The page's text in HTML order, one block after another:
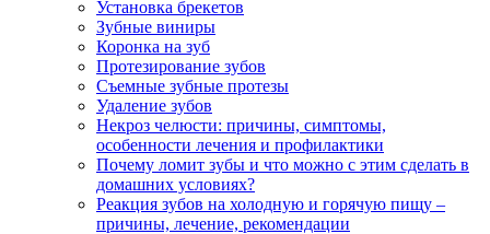
Установка брекетов
Зубные виниры
Коронка на зуб
Протезирование зубов
Съемные зубные протезы
Удаление зубов
Некроз челюсти: причины, симптомы,
особенности лечения и профилактики
Почему ломит зубы и что можно с этим сделать в
домашних условиях?
Реакция зубов на холодную и горячую пищу –
причины, лечение, рекомендации